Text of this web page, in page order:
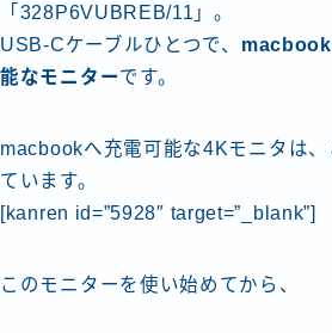
「328P6VUBREB/11」。
USB-Cケーブルひとつで、 macbook
能なモニターです。
macbookへ充電可能な4Kモニタは
ています。
[kanren id=”5928″ target=”_blank”]
このモニターを使い始めてから、